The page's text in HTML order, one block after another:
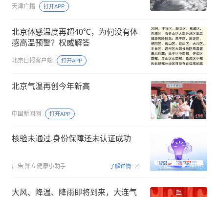
天津广播 打开APP
北京体感温度再超40℃，为何没有体
感高温预警？权威解答
北京日报客户端 打开APP
北京气温再创今年新高
中国新闻网 打开APP
核验未通过,身份保障还未认证成功
广告 鼎立健康小助手 了解详情 00:07
大风、降温、降雨即将到来，大连气